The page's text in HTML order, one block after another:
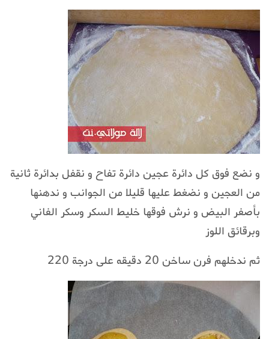
و نضع فوق كل دائرة عجين دائرة تفاح و نقفل بدائرة ثانية
من العجين و نضغط عليها قليلا من الجوانب و ندهنها
بأصفر البيض و نرش فوقها خليط السكر وسكر الفاني
وبرقائق اللوز
ثم ندخلهم فرن ساخن 20 دقيقه على درجة 220